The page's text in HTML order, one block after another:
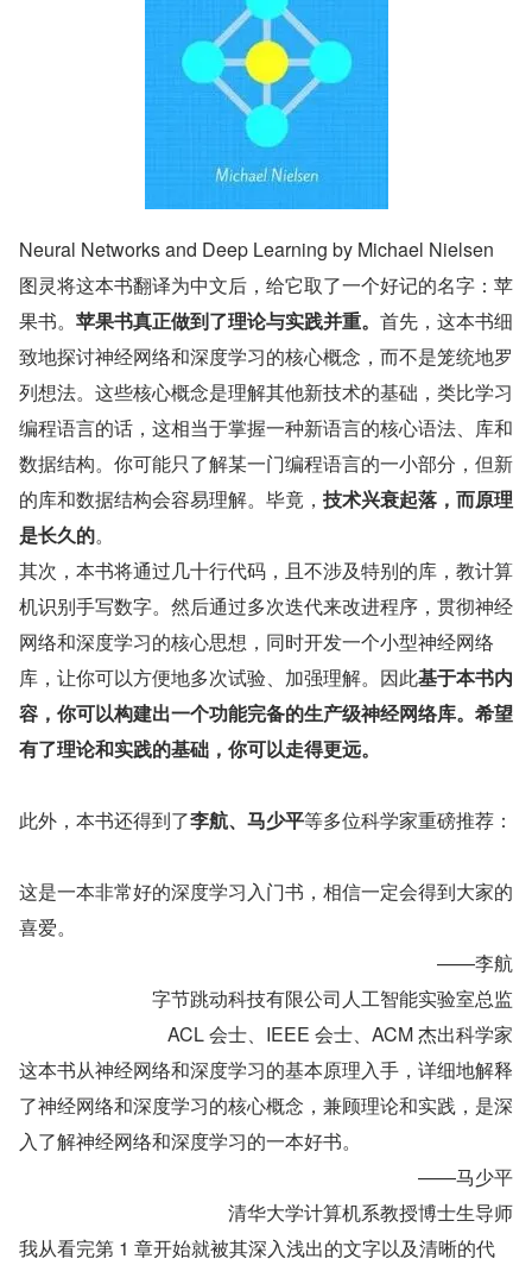
Neural Networks and Deep Learning by Michael Nielsen
图灵将这本书翻译为中文后，给它取了一个好记的名字：苹
果书。 苹果书真正做到了理论与实践并重。 首先，这本书细
致地探讨神经网络和深度学习的核心概念，而不是笼统地罗
列想法。这些核心概念是理解其他新技术的基础，类比学习
编程语言的话，这相当于掌握一种新语言的核心语法、库和
数据结构。你可能只了解某一门编程语言的一小部分，但新
的库和数据结构会容易理解。毕竟， 技术兴衰起落，而原理
是长久的。
其次，本书将通过几十行代码，且不涉及特别的库，教计算
机识别手写数字。然后通过多次迭代来改进程序，贯彻神经
网络和深度学习的核心思想，同时开发一个小型神经网络
库，让你可以方便地多次试验、加强理解。因此基于本书内
容，你可以构建出一个功能完备的生产级神经网络库。希望
有了理论和实践的基础，你可以走得更远。
此外，本书还得到了李航、马少平等多位科学家重磅推荐：
这是一本非常好的深度学习入门书，相信一定会得到大家的
喜爱。
——李航
字节跳动科技有限公司人工智能实验室总监
ACL 会士、IEEE 会士、ACM 杰出科学家
这本书从神经网络和深度学习的基本原理入手，详细地解释
了神经网络和深度学习的核心概念，兼顾理论和实践，是深
入了解神经网络和深度学习的一本好书。
——马少平
清华大学计算机系教授博士生导师
我从看完第 1 章开始就被其深入浅出的文字以及清晰的代